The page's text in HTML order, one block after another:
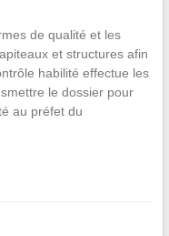
de qualité et les
et structures afin
habilité effectue les
le dossier pour
au préfet du